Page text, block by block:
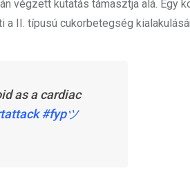
végzett kutatás támasztja alá. Egy
II. típusú cukorbetegség
as a cardiac
#fypツ